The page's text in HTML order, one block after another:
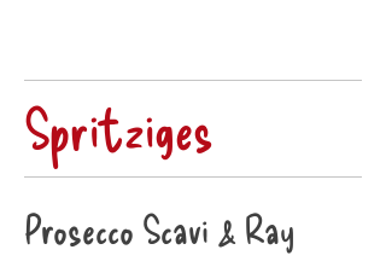
Spritziges
Prosecco Scavi & Ray